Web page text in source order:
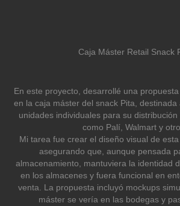
Caja Máster Retail Snack
En este proyecto, desarrollé una
en la caja máster del snack Pita,
unidades individuales para su
como Palí, Walmart y
Mi tarea fue crear el diseño visual de
asegurando que, aunque pensada
almacenamiento, mantuviera la identidad
en los almacenes y fuera funcional en
venta. La propuesta incluyó mockups
máster se vería en las bodegas y